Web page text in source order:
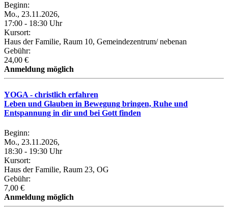
Beginn:
Mo., 23.11.2026,
17:00 - 18:30 Uhr
Kursort:
Haus der Familie, Raum 10, Gemeindezentrum/ nebenan
Gebühr:
24,00 €
Anmeldung möglich
YOGA - christlich erfahren
Leben und Glauben in Bewegung bringen, Ruhe und
Entspannung in dir und bei Gott finden
Beginn:
Mo., 23.11.2026,
18:30 - 19:30 Uhr
Kursort:
Haus der Familie, Raum 23, OG
Gebühr:
7,00 €
Anmeldung möglich